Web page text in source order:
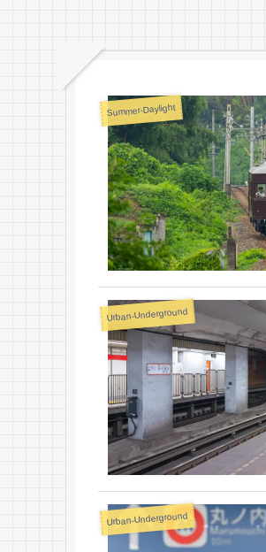
Summer-Daylight
Urban-Underground
Urban-Underground